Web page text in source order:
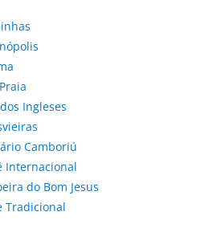
Ingleses
Camboriú
Internacional
do Bom Jesus
Tradicional